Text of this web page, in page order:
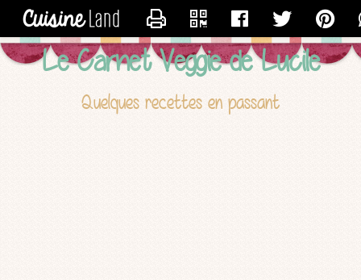
Le Carnet Veggie de Lucile
Quelques recettes en passant
CONTACTER LUCILE